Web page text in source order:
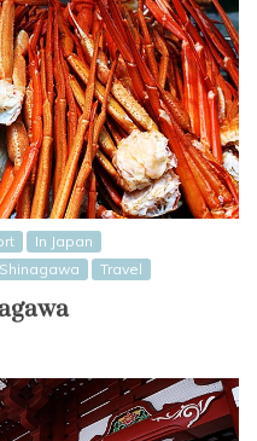
In Japan
Shinagawa Travel